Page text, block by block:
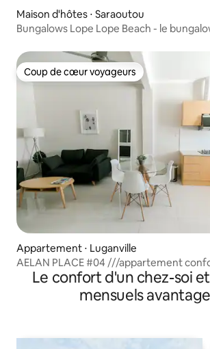
Maison d'hôtes ⋅ Saraoutou
Bungalows Lope Lope Beach - le
Coup de cœur voyageurs
Coup de cœur voyageurs
Appartement ⋅ Luganville
AELAN PLACE #04 ///appartement
Le confort d'un chez-soi
mensuels